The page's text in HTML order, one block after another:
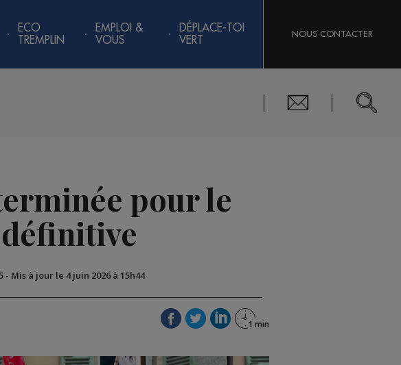
ECO
TREMPLIN
EMPLOI &
VOUS
DÉPLACE-TOI
VERT
NOUS CONTACTER
pour le
- Mis à jour le 4 juin 2026 à 15h44